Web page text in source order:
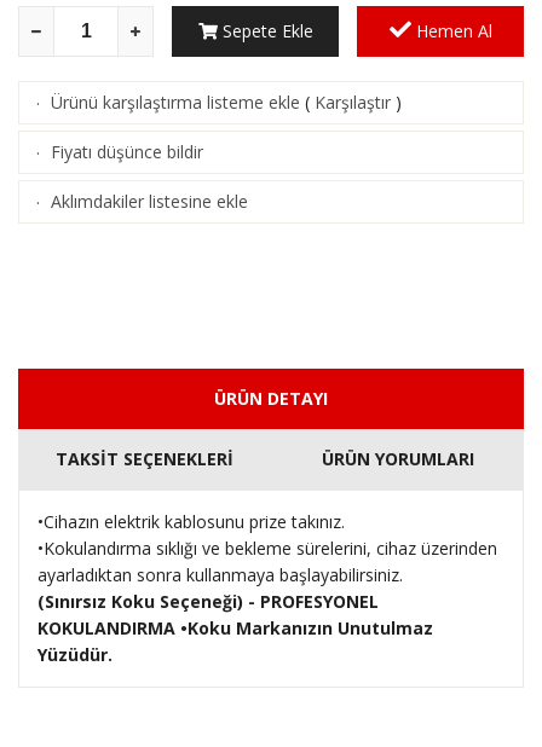
Sepete Ekle Hemen Al
· Ürünü karşılaştırma listeme ekle ( Karşılaştır )
· Fiyatı düşünce bildir
· Aklımdakiler listesine ekle
ÜRÜN DETAYI
TAKSİT SEÇENEKLERİ ÜRÜN YORUMLARI
•Cihazın elektrik kablosunu prize takınız.
•Kokulandırma sıklığı ve bekleme sürelerini, cihaz üzerinden
ayarladıktan sonra kullanmaya başlayabilirsiniz.
(Sınırsız Koku Seçeneği) - PROFESYONEL
KOKULANDIRMA •Koku Markanızın Unutulmaz
Yüzüdür.